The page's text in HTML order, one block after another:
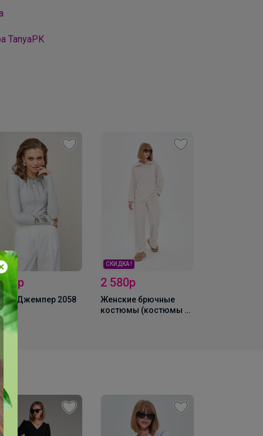
TanyaPK
Джемпер 2058
СКИДКА !
2 580р
Женские брючные
костюмы (костюмы с